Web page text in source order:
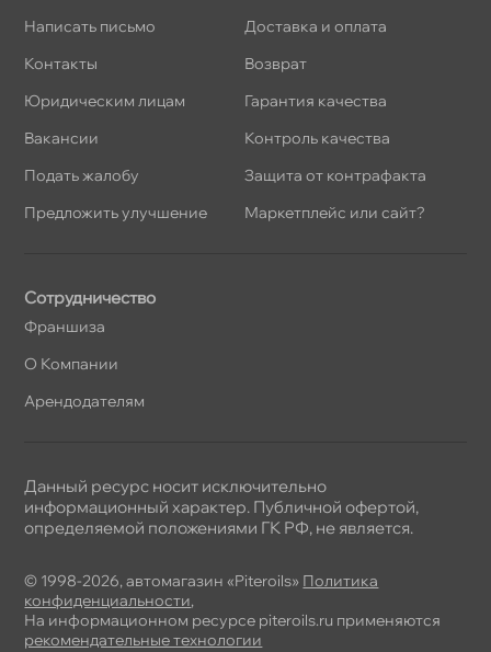
Написать письмо
Контакты
Юридическим лицам
акансии
Подать жалобу
Предложить улучшение
Доставка и оплата
озврат
Гарантия качества
Контроль качества
Защита от контрафакта
Маркетплейс или сайт?
Сотрудничество
Франшиза
О Компании
Арендодателям
© 1998-2026, автомагазин «Piteroils» Политика
конфиденциальности,
На информационном ресурсе piteroils.ru применяются
рекомендательные технологии
Данный ресурс носит исключительно
информационный характер. Публичной офертой,
определяемой положениями ГК РФ, не является.